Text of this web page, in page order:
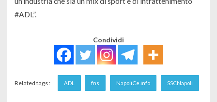
#ADL”.
Condividi
Related tags : ADL fns NapoliCe.info SSCNapoli